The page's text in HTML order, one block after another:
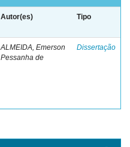
Autor(es) Tipo
ALMEIDA, Emerson
Pessanha de
Dissertação